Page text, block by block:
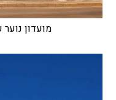
מועדון